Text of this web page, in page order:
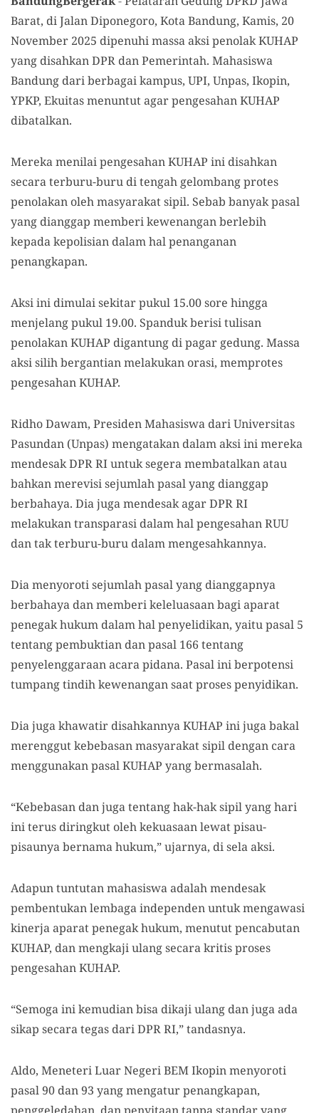
Barat, di Jalan Diponegoro, Kota Bandung, Kamis, 20
November 2025 dipenuhi massa aksipenolakKUHAP
yang disahkan DPR dan Pemerintah. Mahasiswa
Bandung dari berbagai kampus, UPI, Unpas, Ikopin,
YPKP, Ekuitas menuntut agar pengesahan KUHAP
dibatalkan.
Mereka menilai pengesahan KUHAP ini disahkan
secara terburu-buru di tengah gelombang protes
penolakan oleh masyarakat sipil. Sebab banyak pasal
yang dianggap memberi kewenangan berlebih
kepada kepolisian dalam hal penanganan
penangkapan.
Aksi ini dimulai sekitar pukul 15.00 sore hingga
menjelang pukul 19.00. Spandukberisitulisan
penolakanKUHAP digantung di pagar gedung. Massa
aksi silih bergantian melakukan orasi, memprotes
pengesahan KUHAP.
Ridho Dawam, Presiden Mahasiswa dari Universitas
Pasundan (Unpas) mengatakan dalam aksi ini mereka
mendesak DPR RI untuk segera membatalkan atau
bahkan merevisi sejumlah pasal yang dianggap
berbahaya. Dia juga mendesak agar DPR RI
melakukan transparasi dalam hal pengesahan RUU
dan tak terburu-buru dalam mengesahkannya.
Diamenyoroti sejumlah pasal yang dianggapnya
berbahaya dan memberi keleluasaan bagi aparat
penegak hukum dalam hal penyelidikan, yaitu pasal 5
tentang pembuktian dan pasal 166 tentang
penyelenggaraan acara pidana. Pasalini berpotensi
tumpang tindih kewenangan saat proses penyidikan.
Diajugakhawatir disahkannya KUHAP ini juga bakal
merenggut kebebasan masyarakat sipil dengan cara
menggunakan pasal KUHAP yang bermasalah.
“Kebebasan dan juga tentang hak-hak sipil yang hari
ini terus diringkut oleh kekuasaan lewat pisau-
pisaunya bernama hukum,” ujarnya, di sela aksi.
Adapun tuntutanmahasiswa adalahmendesak
pembentukan lembaga independen untuk mengawasi
kinerja aparat penegak hukum, menutut pencabutan
KUHAP, danmengkaji ulang secara kritis proses
pengesahan KUHAP.
“Semoga ini kemudian bisa dikaji ulang dan juga ada
sikap secara tegas dari DPR RI,” tandasnya.
Aldo, Meneteri Luar Negeri BEM Ikopin menyoroti
pasal 90 dan 93 yang mengatur penangkapan,